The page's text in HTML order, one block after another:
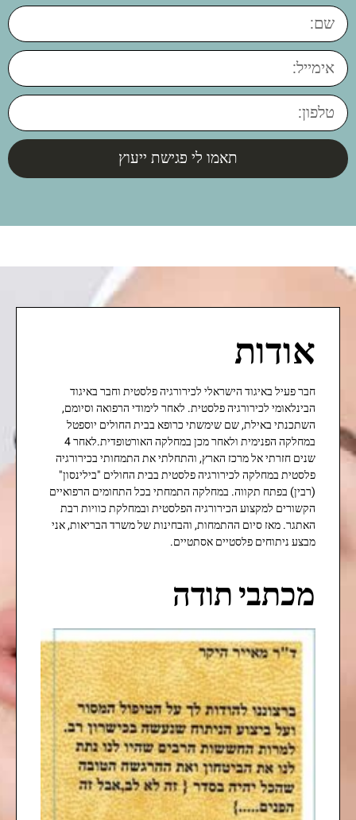
תאמו לי פגישת ייעוץ
אודות
חבר פעיל באיגוד הישראלי לכירורגיה פלסטית וחבר באיגוד
הבינלאומי לכירורגיה פלסטית. לאחר לימודי הרפואה וסיומם,
השתכנתי באילת, שם שימשתי כרופא בבית החולים יוספטל
במחלקה הפנימית ולאחר מכן במחלקה האורטופדית.לאחר 4
שנים חזרתי אל מרכז הארץ, והתחלתי את התמחותי בכירורגיה
פלסטית במחלקה לכירורגיה פלסטית בבית החולים "בילינסון"
(רבין) בפתח תקווה. במחלקה התמחתי בכל התחומים הרפואיים
הקשורים למקצוע הכירורגיה הפלסטית ובמחלקת כוויות רבת
האתגר. מאז סיום ההתמחות, והבחינות של משרד הבריאות, אני
מבצע ניתוחים פלסטיים אסתטיים.
מכתבי תודה